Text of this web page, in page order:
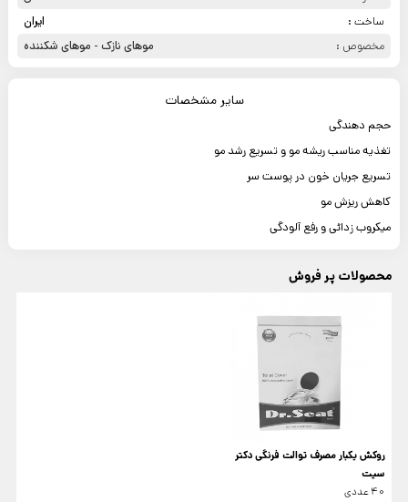
ساخت :
ایران
مخصوص :
موهای نازک - موهای شکننده
سایر مشخصات
حجم دهندگی
تغذیه مناسب ریشه مو و تسریع رشد مو
تسریع جریان خون در پوست سر
کاهش ریزش مو
میکروب زدائی و رفع آلودگی
محصولات پر فروش
روکش یکبار مصرف توالت فرنگی دکتر
سیت
40 عددی